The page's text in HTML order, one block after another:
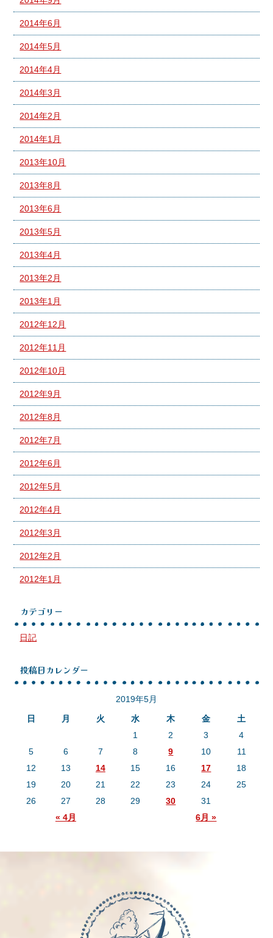
2014年6月
2014年5月
2014年4月
2014年3月
2014年2月
2014年1月
2013年10月
2013年8月
2013年6月
2013年5月
2013年4月
2013年2月
2013年1月
2012年12月
2012年11月
2012年10月
2012年9月
2012年8月
2012年7月
2012年6月
2012年5月
2012年4月
2012年3月
2012年2月
2012年1月
カテゴリー
日記
投稿日カレンダー
2019年5月
日
月 火 水 木 金 土
« 4月 6月 »
1 2 3
4
5
6 7 8 9 10
11
12
13 14 15 16 17
18
19
20 21 22 23 24
25
26
27 28 29 30 31